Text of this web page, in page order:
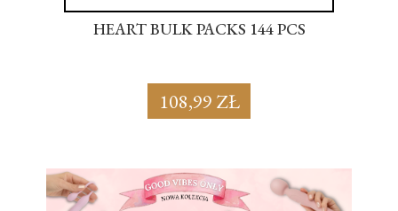
HEART BULK PACKS 144 PCS
108,99 ZŁ